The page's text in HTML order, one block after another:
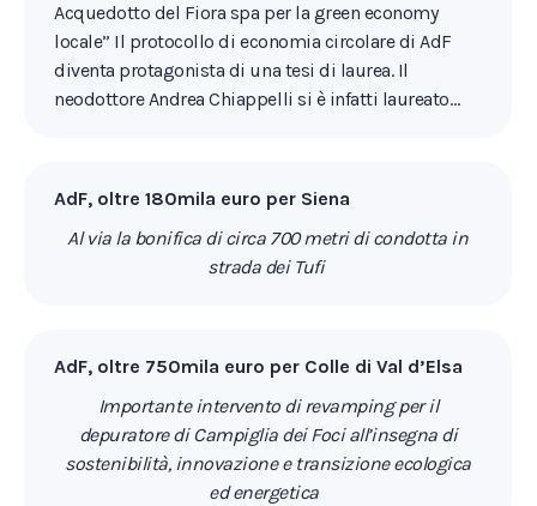
Acquedotto del Fiora spa per la green economy
locale” Il protocollo di economia circolare di AdF
diventa protagonista di una tesi di laurea. Il
neodottore Andrea Chiappelli si è infatti laureato…
AdF, oltre 180mila euro per Siena
Al via la bonifica di circa 700 metri di condotta in
strada dei Tufi
AdF, oltre 750mila euro per Colle di Val d’Elsa
Importante intervento di revamping per il
depuratore di Campiglia dei Foci all’insegna di
sostenibilità, innovazione e transizione ecologica
ed energetica